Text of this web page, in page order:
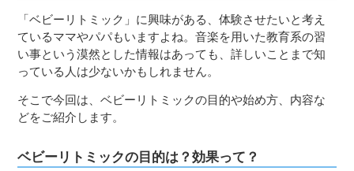
妊娠初期
妊娠中期
出産
０歳児
「ベビーリトミック」に興味がある、体験させたいと考え
ているママやパパもいますよね。音楽を用いた教育系の習
い事という漠然とした情報はあっても、詳しいことまで知
っている人は少ないかもしれません。
そこで今回は、ベビーリトミックの目的や始め方、内容な
どをご紹介します。
ベビーリトミックの目的は？効果って？